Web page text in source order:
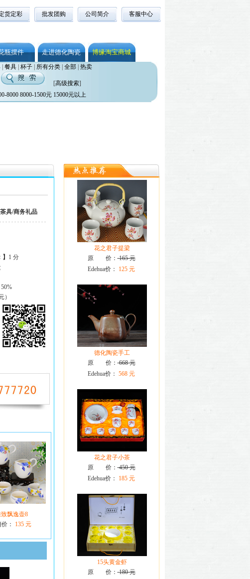
货定彩 批发团购 公司简介 客服中心
瓶摆件 走进德化陶瓷 博缘淘宝商城
| 餐具| 杯子| 所有分类| 全部| 热卖
[高级搜索]
8000 8000-1500元 15000元以上
具/商务礼品
1 分
50%
）
飘逸壶8
：
135 元
花之君子提梁
原 价：165 元
Edehua价：
125 元
德化陶瓷手工
原 价：668 元
Edehua价： 568 元
花之君子小茶
原 价：450 元
Edehua价：
185 元
15头黄金虾
原 价：180 元